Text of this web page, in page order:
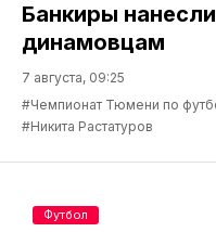
Банкиры
динамовцам
7 августа, 09:25
#Чемпионат Тюмени по
#Никита Растатуров
Футбол